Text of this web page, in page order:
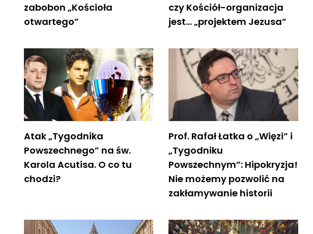
zabobon „Kościoła
otwartego”
czy Kościół-organizacja
jest… „projektem Jezusa”
Atak „Tygodnika
Powszechnego” na św.
Karola Acutisa. O co tu
chodzi?
Prof. Rafał Łatka o „Więzi” i
„Tygodniku
Powszechnym”: Hipokryzja!
Nie możemy pozwolić na
zakłamywanie historii